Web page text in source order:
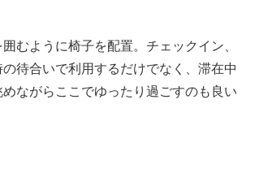
むように椅子を配置。チェックイン、
待合いで利用するだけでなく、滞在中
ながらここでゆったり過ごすのも良い